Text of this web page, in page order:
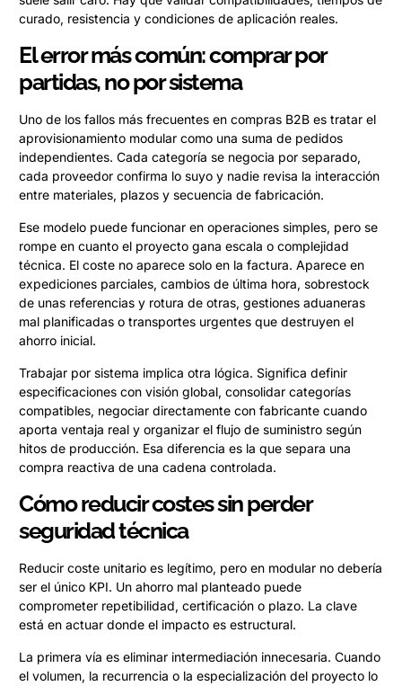
curado, resistencia y condiciones de aplicación reales.
El error más común: comprar por
partidas, no por sistema
Uno de los fallos más frecuentes en compras B2B es tratar el
aprovisionamiento modular como una suma de pedidos
independientes. Cada categoría se negocia por separado,
cada proveedor confirma lo suyo y nadie revisa la interacción
entre materiales, plazos y secuencia de fabricación.
Ese modelo puede funcionar en operaciones simples, pero se
rompe en cuanto el proyecto gana escala o complejidad
técnica. El coste no aparece solo en la factura. Aparece en
expediciones parciales, cambios de última hora, sobrestock
de unas referencias y rotura de otras, gestiones aduaneras
mal planificadas o transportes urgentes que destruyen el
ahorro inicial.
Trabajar por sistema implica otra lógica. Significa definir
especificaciones con visión global, consolidar categorías
compatibles, negociar directamente con fabricante cuando
aporta ventaja real y organizar el flujo de suministro según
hitos de producción. Esa diferencia es la que separa una
compra reactiva de una cadena controlada.
Cómo reducir costes sin perder
seguridad técnica
Reducir coste unitario es legítimo, pero en modular no debería
ser el único KPI. Un ahorro mal planteado puede
comprometer repetibilidad, certificación o plazo. La clave
está en actuar donde el impacto es estructural.
La primera vía es eliminar intermediación innecesaria. Cuando
el volumen, la recurrencia o la especialización del proyecto lo